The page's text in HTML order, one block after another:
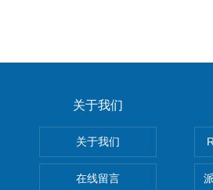
关于我们
关于我们
在线留言